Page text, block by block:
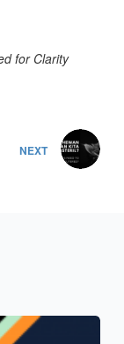
for Clarity
NEXT